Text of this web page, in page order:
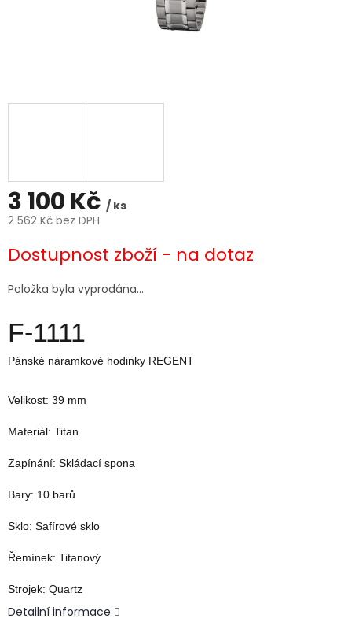
3 100 Kč / ks
2 562 Kč bez DPH
cena:
Dostupnost zboží - na dotaz
Položka byla vyprodána…
F-1111
Pánské náramkové hodinky REGENT
Velikost: 39 mm
Materiál: Titan
Zapínání: Skládací spona
Bary: 10 barů
Sklo: Safírové sklo
Řemínek: Titanový
Strojek: Quartz
Detailní informace